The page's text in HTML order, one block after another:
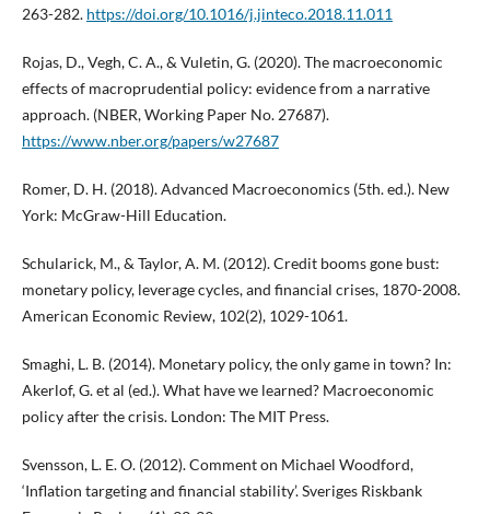
263-282. https://doi.org/10.1016/j.jinteco.2018.11.011
Rojas, D., Vegh, C. A., & Vuletin, G. (2020). The macroeconomic
effects of macroprudential policy: evidence from a narrative
approach. (NBER, Working Paper No. 27687).
https://www.nber.org/papers/w27687
Romer, D. H. (2018). Advanced Macroeconomics (5th. ed.). New
York: McGraw-Hill Education.
Schularick, M., & Taylor, A. M. (2012). Credit booms gone bust:
monetary policy, leverage cycles, and financial crises, 1870-2008.
American Economic Review, 102(2), 1029-1061.
Smaghi, L. B. (2014). Monetary policy, the only game in town? In:
Akerlof, G. et al (ed.). What have we learned? Macroeconomic
policy after the crisis. London: The MIT Press.
Svensson, L. E. O. (2012). Comment on Michael Woodford,
‘Inflation targeting and financial stability’. Sveriges Riskbank